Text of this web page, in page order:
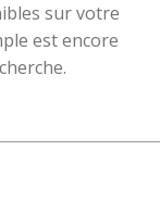
sur votre
est encore